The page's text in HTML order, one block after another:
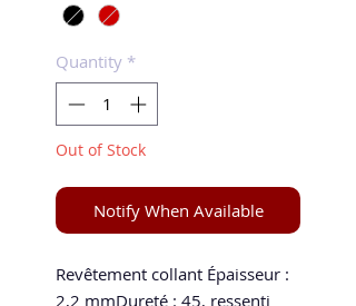
Quantity *
Out of Stock
Notify When Available
Revêtement collant Épaisseur :
2,2 mmDureté : 45, ressenti